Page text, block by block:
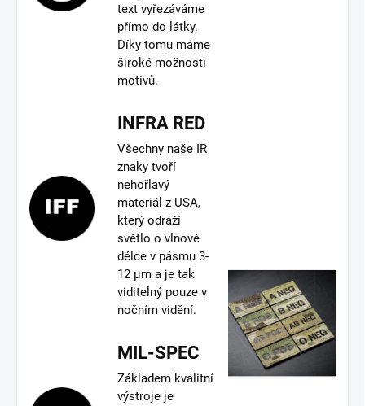
text vyřezáváme
přímo do látky.
Díky tomu máme
široké možnosti
motivů.
INFRA RED
Všechny naše IR
znaky tvoří
nehořlavý
materiál z USA,
který odráží
světlo o vlnové
délce v pásmu 3-
12 µm a je tak
viditelný pouze v
nočním vidění.
MIL-SPEC
Základem kvalitní
výstroje je